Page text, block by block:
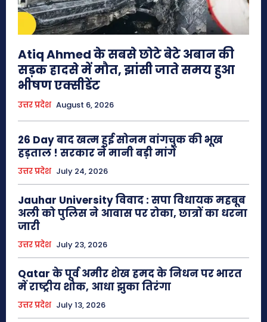
Atiq Ahmed के सबसे छोटे बेटे अबान की
सड़क हादसे में मौत, झांसी जाते समय हुआ
भीषण एक्सीडेंट
उत्तर प्रदेश August 6, 2026
26 Day बाद खत्म हुई सोनम वांगचुक की भूख
हड़ताल ! सरकार ने मानी बड़ी मांगें
उत्तर प्रदेश July 24, 2026
Jauhar University विवाद : सपा विधायक महबूब
अली को पुलिस ने आवास पर रोका, छात्रों का धरना
जारी
उत्तर प्रदेश July 23, 2026
Qatar के पूर्व अमीर शेख हमद के निधन पर भारत
में राष्ट्रीय शोक, आधा झुका तिरंगा
उत्तर प्रदेश July 13, 2026